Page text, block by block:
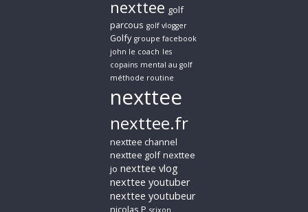
nexttee golf
parcous golf vlogger
Golfy groupe facebook
john le coach les
copains mental au golf
méthode routine
nexttee
nexttee.fr
nexttee channel
nexttee golf nexttee
jo nexttee vlog
nexttee youtuber
nexttee youtubeur
nicolas P